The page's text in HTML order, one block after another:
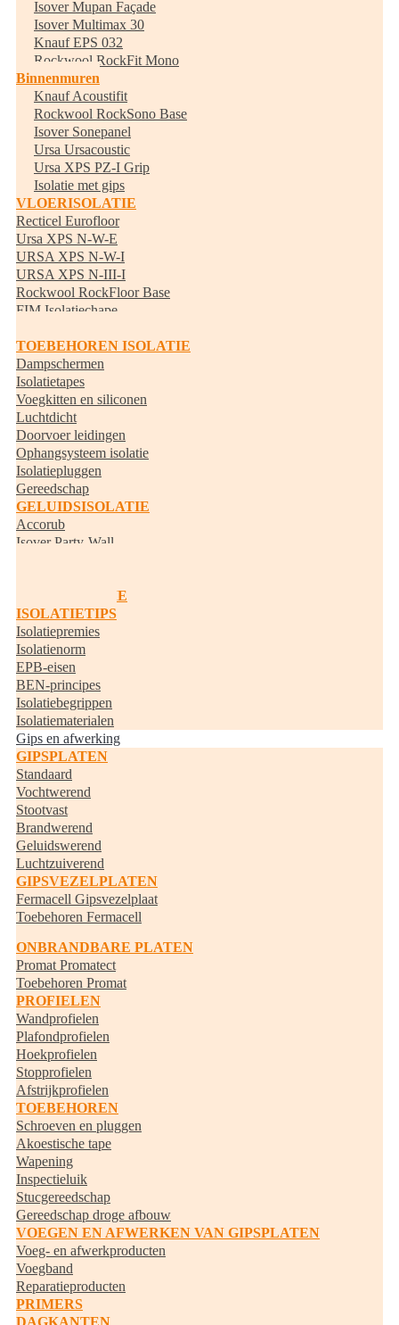
Isover Mupan Façade
Isover Multimax 30
Knauf EPS 032
Rockwool RockFit Mono
Binnenmuren
Knauf Acoustifit
Rockwool RockSono Base
Isover Sonepanel
Ursa Ursacoustic
Ursa XPS PZ-I Grip
Isolatie met gips
VLOERISOLATIE
Recticel Eurofloor
Ursa XPS N-W-E
URSA XPS N-W-I
URSA XPS N-III-I
Rockwool RockFloor Base
FIM Isolatiechape
TOEBEHOREN ISOLATIE
Dampschermen
Isolatietapes
Voegkitten en siliconen
Luchtdicht
Doorvoer leidingen
Ophangsysteem isolatie
Isolatiepluggen
Gereedschap
GELUIDSISOLATIE
Accorub
Isover Party-Wall
RANDISOLATIE
ISOLATIETIPS
Isolatiepremies
Isolatienorm
EPB-eisen
BEN-principes
Isolatiebegrippen
Isolatiematerialen
Gips en afwerking
GIPSPLATEN
Standaard
Vochtwerend
Stootvast
Brandwerend
Geluidswerend
Luchtzuiverend
GIPSVEZELPLATEN
Fermacell Gipsvezelplaat
Toebehoren Fermacell
ONBRANDBARE PLATEN
Promat Promatect
Toebehoren Promat
PROFIELEN
Wandprofielen
Plafondprofielen
Hoekprofielen
Stopprofielen
Afstrijkprofielen
TOEBEHOREN
Schroeven en pluggen
Akoestische tape
Wapening
Inspectieluik
Stucgereedschap
Gereedschap droge afbouw
VOEGEN EN AFWERKEN VAN GIPSPLATEN
Voeg- en afwerkproducten
Voegband
Reparatieproducten
PRIMERS
DAGKANTEN